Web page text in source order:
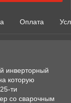
Оплата
инверторный
которую
ти
со сварочным